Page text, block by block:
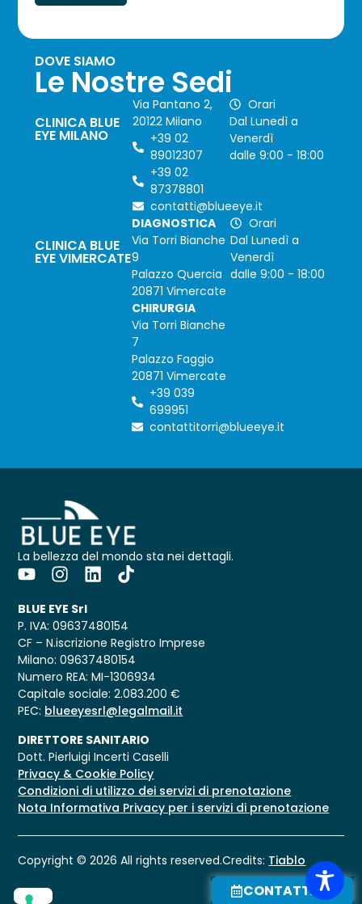
CONTATTACI
DOVE SIAMO
Le Nostre Sedi
CLINICA BLUE
EYE MILANO
Via Pantano 2,
20122 Milano
+39 02
89012307
+39 02
87378801
contatti@blueeye.it
Orari
Dal Lunedì a
Venerdì
dalle 9:00 - 18:00
CLINICA BLUE
EYE VIMERCATE
DIAGNOSTICA
Via Torri Bianche
9
Palazzo Quercia
20871 Vimercate
CHIRURGIA
Via Torri Bianche
7
Palazzo Faggio
20871 Vimercate
+39 039
699951
contattitorri@blueeye.it
Orari
Dal Lunedì a
Venerdì
dalle 9:00 - 18:00
La bellezza del mondo sta nei dettagli.
BLUE EYE Srl
P. IVA: 09637480154
CF – N.iscrizione Registro Imprese
Milano: 09637480154
Numero REA: MI-1306934
Capitale sociale: 2.083.200 €
PEC: blueeyesrl@legalmail.it
DIRETTORE SANITARIO
Dott. Pierluigi Incerti Caselli
Privacy & Cookie Policy
Condizioni di utilizzo dei servizi di prenotazione
Nota Informativa Privacy per i servizi di prenotazione
Copyright © 2026 All rights reserved.Credits: Tiablo